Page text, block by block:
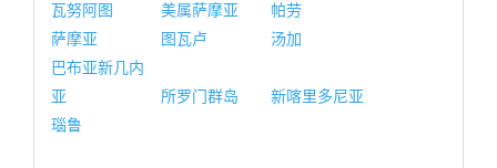
瓦努阿图
美属萨摩亚
帕劳
萨摩亚
图瓦卢
汤加
巴布亚新几内
亚
所罗门群岛
新喀里多尼亚
瑙鲁